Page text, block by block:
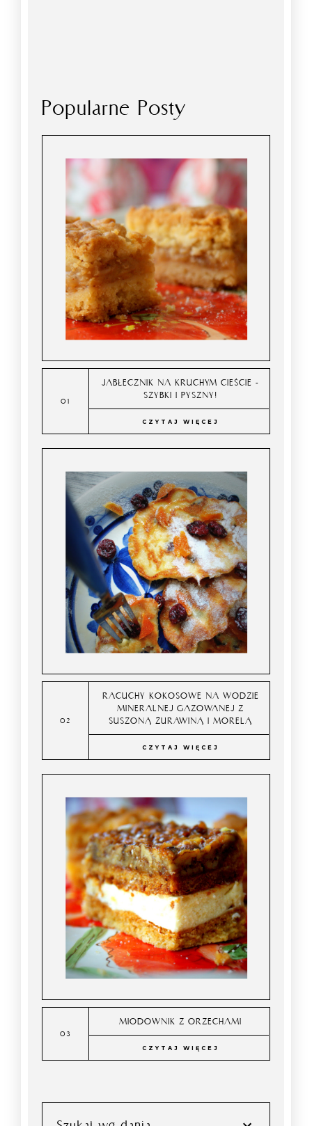
Popularne Posty
JABŁECZNIK NA KRUCHYM CIEŚCIE -
SZYBKI I PYSZNY!
CZYTAJ WIĘCEJ
RACUCHY KOKOSOWE NA WODZIE
MINERALNEJ GAZOWANEJ Z
SUSZONĄ ŻURAWINĄ I MORELĄ
CZYTAJ WIĘCEJ
MIODOWNIK Z ORZECHAMI
CZYTAJ WIĘCEJ